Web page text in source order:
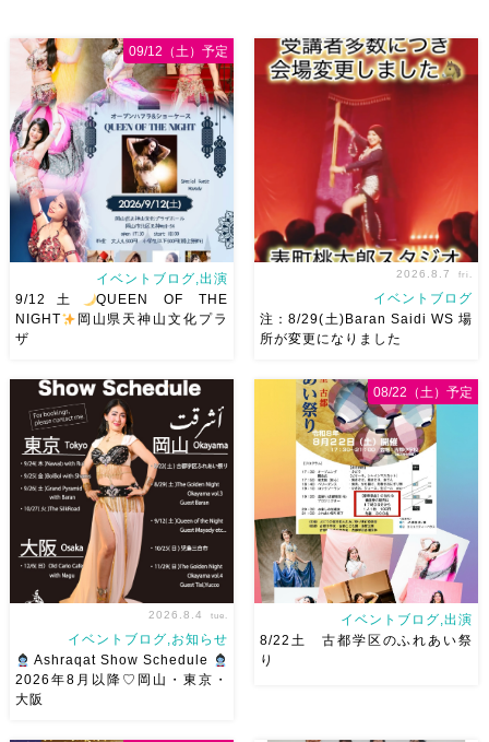
2026/9/12(土)Ricoさん主催
QUEEN OF THE NIGHT岡山
県天神山文化プラザ Guestに女
神 @mayadyorientaldance
さん
女神のオーラ浴びに行き
ましょー […]
イベントブログ,出演
9/12土
QUEEN OF THE
NIGHT
岡山県天神山文化プラ
ザ
09/12（土）予定
8/29（土）Baran Saidi WSお
申し込み多数につき会場変更し
ました♡ 表町桃太郎スタジオ
岡山県岡山市 北区表町2丁目6-
64 4階 ショー会場から近いの
で、安心♡駅からもバスで天満
屋バスス […]
2026.8.7 fri.
イベントブログ
注：8/29(土)Baran Saidi WS 場
所が変更になりました
2026.8.4 tue.
イベントブログ,お知らせ
Ashraqat Show Schedule
2026年8月以降♡岡山・東京・
大阪
イベントブログ,出演
8/22土 古都学区のふれあい祭
り
08/22（土）予定